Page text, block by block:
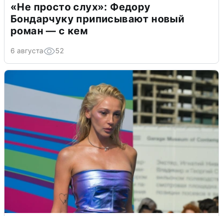
«Не просто слух»: Федору
Бондарчуку приписывают новый
роман — с кем
6 августа 52